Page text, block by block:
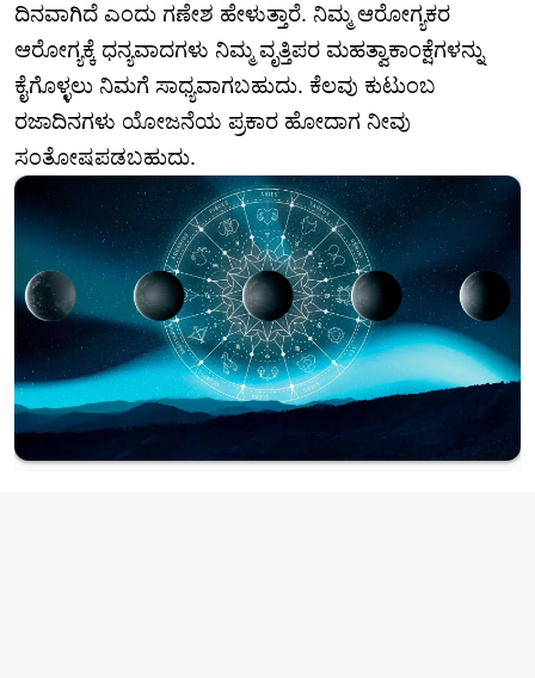
ದಿನವಾಗಿದೆ ಎಂದು ಗಣೇಶ ಹೇಳುತ್ತಾರೆ. ನಿಮ್ಮ ಆರೋಗ್ಯಕರ
ಆರೋಗ್ಯಕ್ಕೆ ಧನ್ಯವಾದಗಳು ನಿಮ್ಮ ವೃತ್ತಿಪರ ಮಹತ್ವಾಕಾಂಕ್ಷೆಗಳನ್ನು
ಕೈಗೊಳ್ಳಲು ನಿಮಗೆ ಸಾಧ್ಯವಾಗಬಹುದು. ಕೆಲವು ಕುಟುಂಬ
ರಜಾದಿನಗಳು ಯೋಜನೆಯ ಪ್ರಕಾರ ಹೋದಾಗ ನೀವು
ಸಂತೋಷಪಡಬಹುದು.